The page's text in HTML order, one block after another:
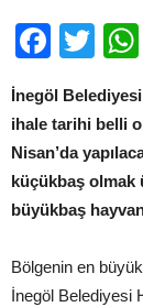
İnegöl
ihale tarihi belli
Nisan’da
küçükbaş olmak
büyükbaş hayvan
Bölgenin en
İnegöl Belediyesi